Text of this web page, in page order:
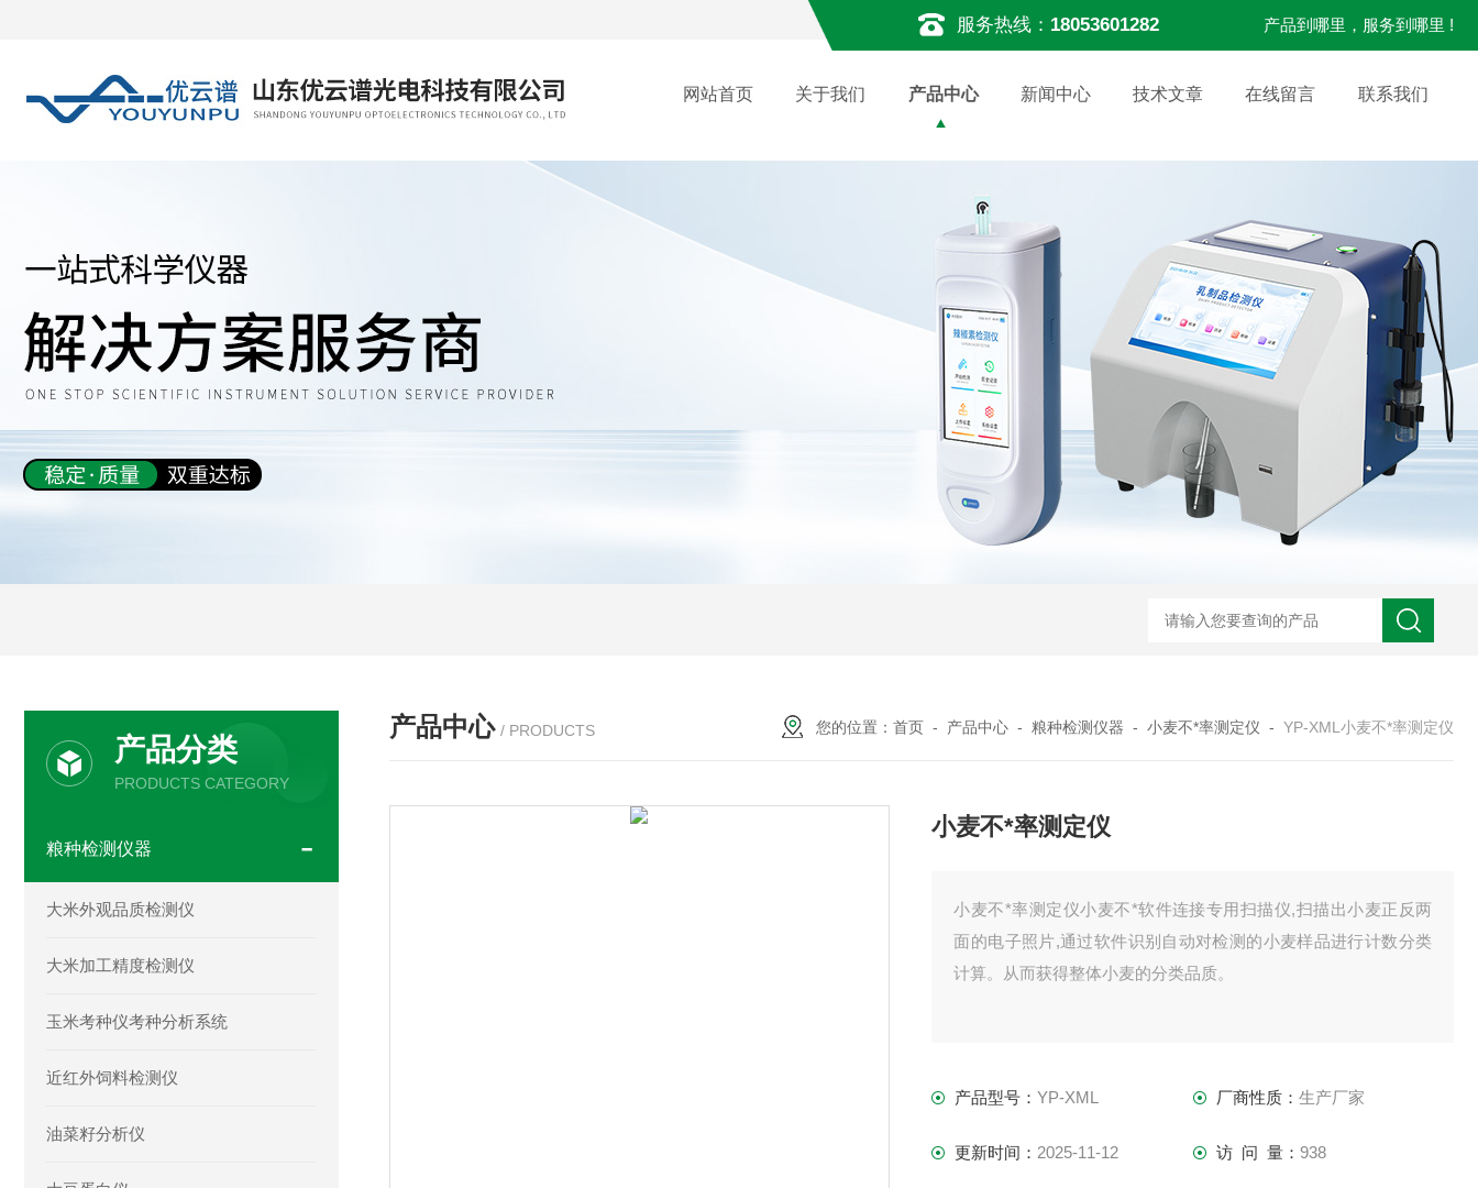
服务热线： 18053601282 产品到哪里，服务到哪里 !
网站首页 关于我们 产品中心 新闻中心 技术文章 在线留言 联系我们
产品中心 / PRODUCTS 您的位置： 首页 - 产品中心 - 粮种检测仪器 - 小麦不*率测定仪 - YP-XML小麦不*率测定仪
小麦不*率测定仪
小麦不*率测定仪小麦不*软件连接专用扫描仪,扫描出小麦正反两
面的电子照片,通过软件识别自动对检测的小麦样品进行计数分类
计算。从而获得整体小麦的分类品质。
产品型号：YP-XML 厂商性质： 生产厂家
更新时间： 2025-11-12 访 问 量： 938
产品分类
PRODUCTS CATEGORY
粮种检测仪器
大米外观品质检测仪
大米加工精度检测仪
玉米考种仪考种分析系统
近红外饲料检测仪
油菜籽分析仪